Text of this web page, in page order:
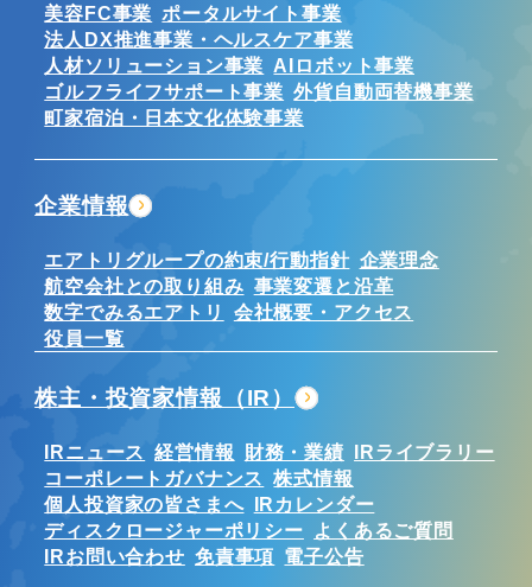
美容FC事業 ポータルサイト事業
法人DX推進事業・ヘルスケア事業
人材ソリューション事業 AIロボット事業
ゴルフライフサポート事業 外貨自動両替機事業
町家宿泊・日本文化体験事業
企業情報
エアトリグループの約束/行動指針 企業理念
航空会社との取り組み 事業変遷と沿革
数字でみるエアトリ
会社概要・アクセス
役員一覧
株主・投資家情報（IR）
IRニュース 経営情報 財務・業績 IRライブラリー
コーポレートガバナンス 株式情報
個人投資家の皆さまへ IRカレンダー
ディスクロージャーポリシー
よくあるご質問
IRお問い合わせ 免責事項 電子公告